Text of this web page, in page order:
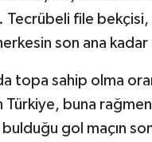
Tecrübeli file
herkesin son ana
topa sahip olma
buna
gol maçın